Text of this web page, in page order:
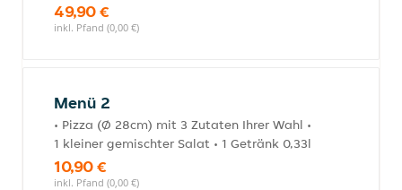
49,90 €
inkl. Pfand (0,00 €)
Menü 2
• Pizza (Ø 28cm) mit 3 Zutaten Ihrer Wahl •
1 kleiner gemischter Salat • 1 Getränk 0,33l
10,90 €
inkl. Pfand (0,00 €)